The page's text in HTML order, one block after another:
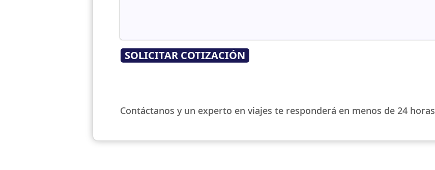
SOLICITAR COTIZACIÓN
Contáctanos y un experto en viajes te responderá en menos de 24 horas